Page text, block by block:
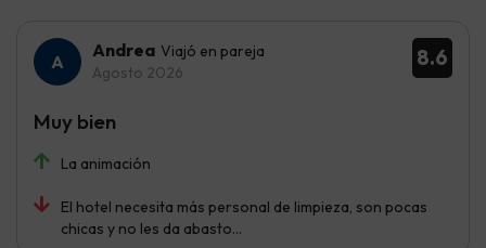
8.6
Andrea Viajó en pareja
Agosto 2026
La animación
El hotel necesita más personal de limpieza, son pocas
chicas y no les da abasto…
Muy bien